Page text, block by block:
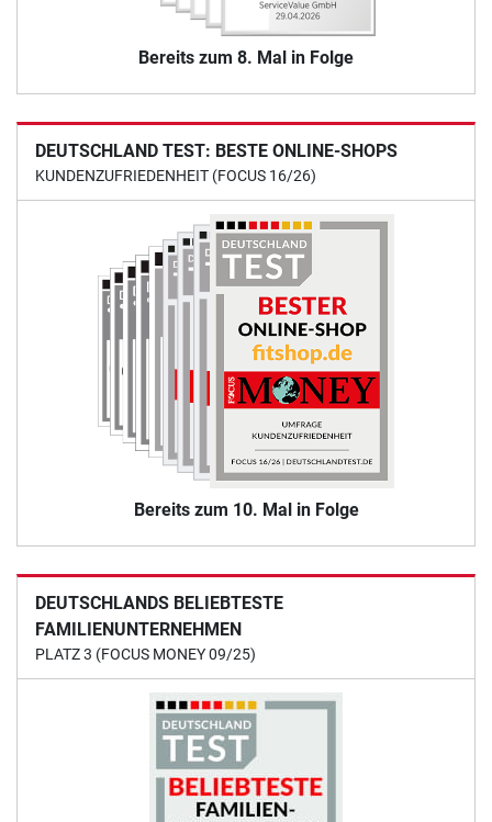
Bereits zum 8. Mal in Folge
DEUTSCHLAND TEST: BESTE ONLINE-SHOPS
KUNDENZUFRIEDENHEIT (FOCUS 16/26)
Bereits zum 10. Mal in Folge
DEUTSCHLANDS BELIEBTESTE
FAMILIENUNTERNEHMEN
PLATZ 3 (FOCUS MONEY 09/25)